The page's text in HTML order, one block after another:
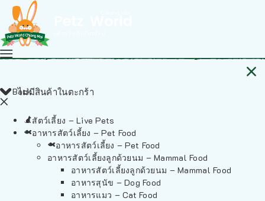
ไม่มีสินค้าในตะกร้า
Back
สัตว์เลี้ยง – Live Pets
อาหารสัตว์เลี้ยง – Pet Food
อาหารสัตว์เลี้ยง – Pet Food
อาหารสัตว์เลี้ยงลูกด้วยนม – Mammal Food
อาหารสัตว์เลี้ยงลูกด้วยนม – Mammal Food
อาหารสุนัข – Dog Food
อาหารแมว – Cat Food